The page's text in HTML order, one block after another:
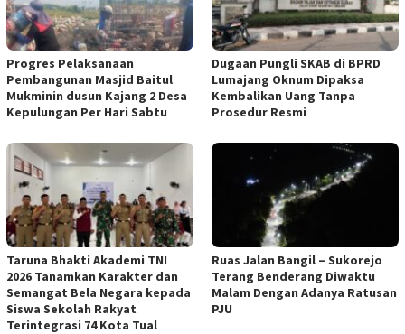
Progres Pelaksanaan
Pembangunan Masjid Baitul
Mukminin dusun Kajang 2 Desa
Kepulungan Per Hari Sabtu
Dugaan Pungli SKAB di BPRD
Lumajang Oknum Dipaksa
Kembalikan Uang Tanpa
Prosedur Resmi
Taruna Bhakti Akademi TNI
2026 Tanamkan Karakter dan
Semangat Bela Negara kepada
Siswa Sekolah Rakyat
Terintegrasi 74 Kota Tual
Ruas Jalan Bangil – Sukorejo
Terang Benderang Diwaktu
Malam Dengan Adanya Ratusan
PJU